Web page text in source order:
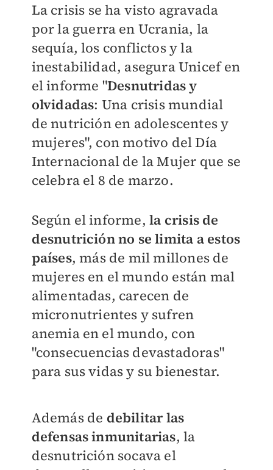
La crisis se ha visto agravada
por la guerra en Ucrania, la
sequía, los conflictos y la
inestabilidad, asegura Unicef en
el informe "Desnutridas y
olvidadas: Una crisis mundial
de nutrición en adolescentes y
mujeres", con motivo del Día
Internacional de la Mujer que se
celebra el 8 de marzo.
Según el informe,la crisis de
desnutrición no se limita a estos
países, más de mil millones de
mujeres en el mundo están mal
alimentadas, carecen de
micronutrientes y sufren
anemia en el mundo, con
"consecuencias devastadoras"
para sus vidas y su bienestar.
Además de debilitar las
defensas inmunitarias, la
desnutrición socava el